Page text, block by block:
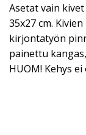
Asetat vain
35x27 cm.
kirjontatyön
painettu
HUOM! Kehys